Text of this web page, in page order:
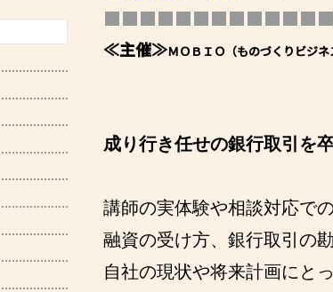
- 技術者育成の支援
- メールマガジン
- ものづくりB2Bネットワーク
- 大阪製ブランド認定
- 大阪の伝統工芸品
≪主催≫ＭＯＢＩＯ （ものづくりビジ
成り行き任せの銀行取引を
講師の実体験や相談対応で
融資の受け方、銀行取引の
自社の現状や将来計画にと